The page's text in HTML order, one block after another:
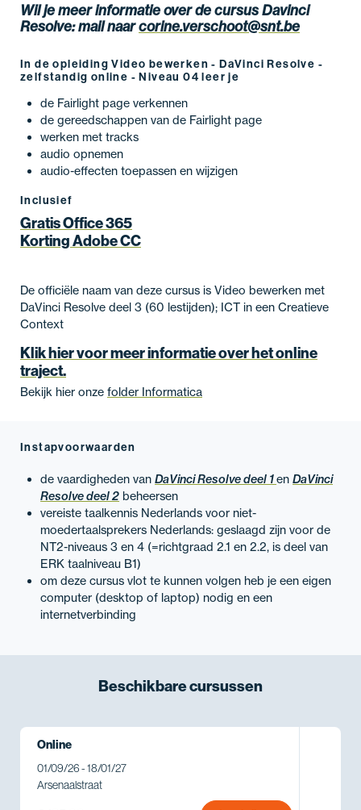
Wil je meer informatie over de cursusDavinci
Resolve:mail naarcorine.verschoot@snt.be
In de opleiding Video bewerken - DaVinci Resolve -
zelfstandig online - Niveau 04 leer je
de Fairlight page verkennen
de gereedschappen van de Fairlight page
werken met tracks
audio opnemen
audio-effecten toepassen en wijzigen
Inclusief
Gratis Office 365
Korting Adobe CC
De officiële naam van deze cursus is Video bewerken met
DaVinci Resolve deel 3 (60 lestijden); ICT in een Creatieve
Context
Klik hier voor meer informatie over het online
traject.
Bekijk hier onze folder Informatica
Instapvoorwaarden
de vaardigheden vanDaVinci Resolve deel 1enDaVinci
Resolve deel 2 beheersen
vereiste taalkennis Nederlands voor niet-
moedertaalsprekers Nederlands: geslaagd zijn voor de
NT2-niveaus 3 en 4 (=richtgraad 2.1 en 2.2, is deel van
ERK taalniveau B1)
om deze cursus vlot te kunnen volgen heb je een eigen
computer (desktop of laptop) nodig en een
internetverbinding
Beschikbarecursussen
Online
01/09/26 - 18/01/27
Arsenaalstraat